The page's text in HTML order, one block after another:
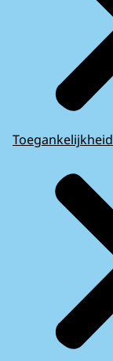
Toegankelijkheid